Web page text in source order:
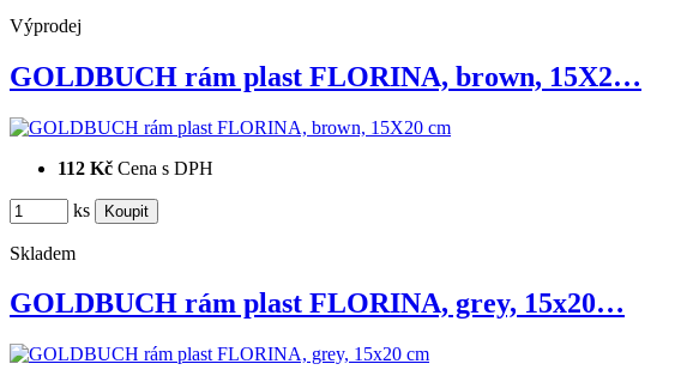
Výprodej
GOLDBUCH rám plast FLORINA, brown, 15X2…
112 Kč Cena s DPH
ks
Skladem
GOLDBUCH rám plast FLORINA, grey, 15x20…